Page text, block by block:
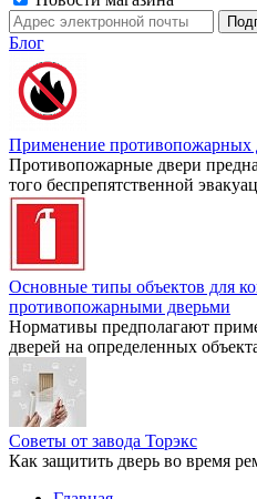
Блог
Применение противопожарных
Противопожарные двери
того беспрепятственной
Основные типы объектов для
противопожарными дверьми
Нормативы предполагают
дверей на определенных
Советы от завода Торэкс
Как защитить дверь во время